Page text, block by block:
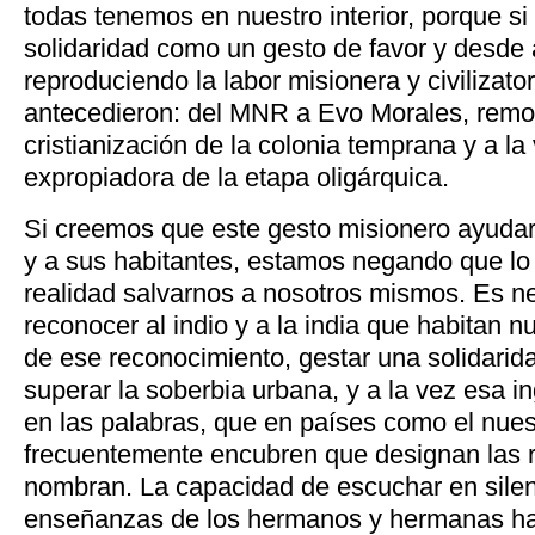
todas tenemos en nuestro interior, porque
solidaridad como un gesto de favor y
reproduciendo la labor misionera y
antecedieron: del MNR a Evo Morales,
cristianización de la colonia temprana y a la
expropiadora de la etapa oligárquica.
Si creemos que este gesto misionero
y a sus habitantes, estamos negando que
realidad salvarnos a nosotros mismos. Es
reconocer al indio y a la india que habitan
de ese reconocimiento, gestar una
superar la soberbia urbana, y a la vez esa
en las palabras, que en países como el
frecuentemente encubren que designan las
nombran. La capacidad de escuchar en
enseñanzas de los hermanos y hermanas